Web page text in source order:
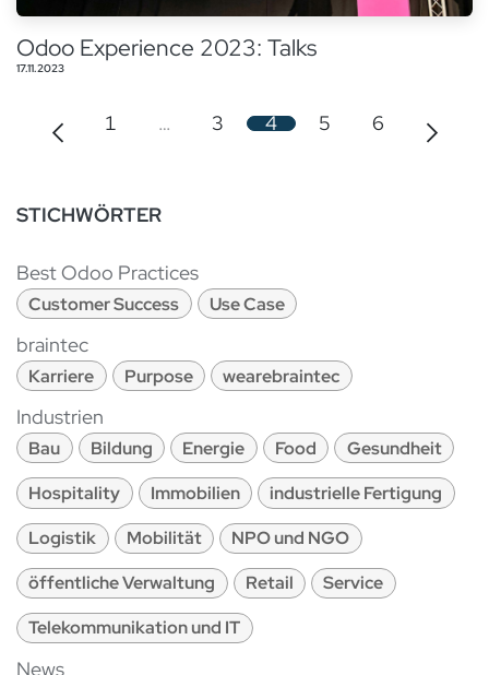
Odoo Experience 2023: Talks
17.11.2023
1 … 3 4 5 6
STICHWÖRTER
Best Odoo Practices
Customer Success Use Case
braintec
Karriere Purpose wearebraintec
Industrien
Bau Bildung Energie Food
Gesundheit
Hospitality
Immobilien
industrielle Fertigung
Logistik
Mobilität
NPO und NGO
öffentliche Verwaltung
Retail
Service
Telekommunikation und IT
News